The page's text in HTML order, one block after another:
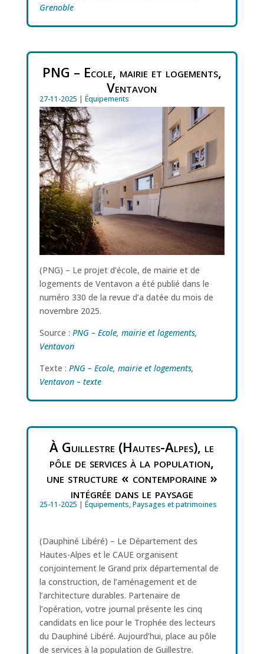
Grenoble
PNG – Ecole, mairie et logements,
Ventavon
27-11-2025 | Équipements
(PNG) – Le projet d’école, de mairie et de
logements de Ventavon a été publié dans le
numéro 330 de la revue d’a datée du mois de
novembre 2025.
Source : PNG – Ecole, mairie et logements,
Ventavon
Texte : PNG – Ecole, mairie et logements,
Ventavon – texte
À Guillestre (Hautes-Alpes), le
pôle de services à la population,
une structure « contemporaine »
intégrée dans le paysage
25-11-2025 | Équipements,Paysages et patrimoines
(Dauphiné Libéré) – Le Département des
Hautes-Alpes et le CAUE organisent
conjointement le Grand prix départemental de
la construction, de l’aménagement et de
l’architecture durables. Partenaire de
l’opération, votre journal présente les cinq
candidats en lice pour le Trophée des lecteurs
du Dauphiné Libéré. Aujourd’hui, place au pôle
de services à la population de Guillestre.